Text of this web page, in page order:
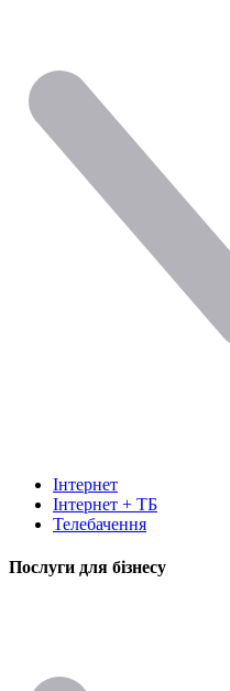
Інтернет
Інтернет + ТБ
Телебачення
Послуги для бізнесу